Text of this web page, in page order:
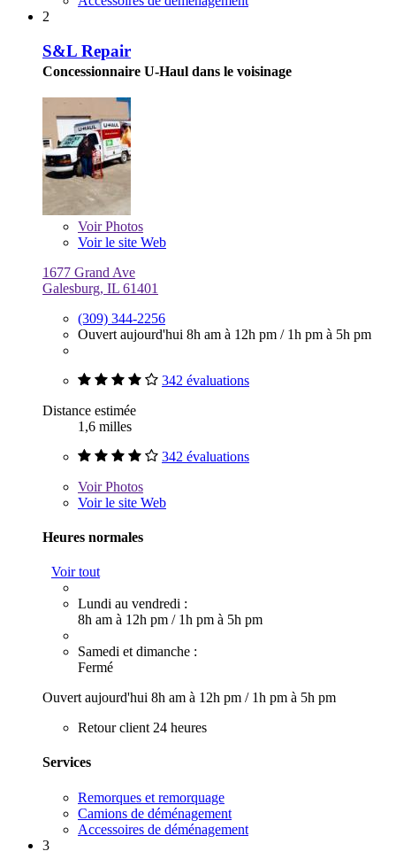
2
S&L Repair
Concessionnaire U-Haul dans le voisinage
VoirPhotos
Voir le site Web
1677 Grand Ave
Galesburg, IL 61401
(309) 344-2256
Ouvert aujourd'hui 8h am à 12h pm / 1h pm à 5h pm
342 évaluations
Distance estimée
1,6 milles
342 évaluations
VoirPhotos
Voir le site Web
Heures normales
Voir tout
Lundi au vendredi :
8h am à 12h pm / 1h pm à 5h pm
Samedi et dimanche :
Fermé
Ouvert aujourd'hui 8h am à 12h pm / 1h pm à 5h pm
Retour client 24 heures
Services
Remorques et remorquage
Camions de déménagement
Accessoires de déménagement
3